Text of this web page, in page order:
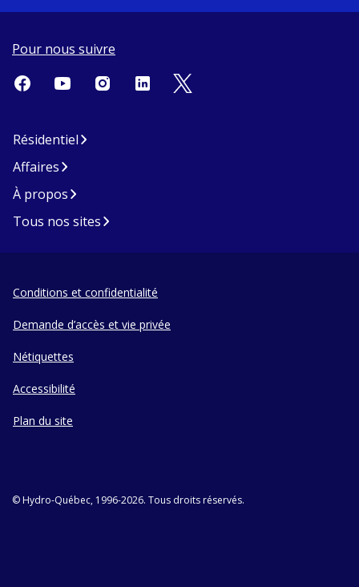
Pour nous suivre
Résidentiel
Affaires
À propos
Tous nos sites
Conditions et confidentialité
Demande d’accès et vie privée
Nétiquettes
Accessibilité
Plan du site
© Hydro-Québec, 1996-2026. Tous droits réservés.